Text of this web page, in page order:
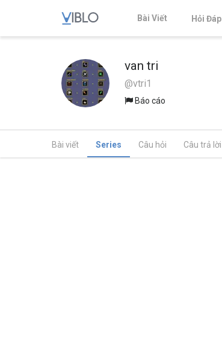
Bài Viết Hỏi Đáp
van tri
@vtri1
Báo cáo
Bài viết Series Câu hỏi Câu trả lời